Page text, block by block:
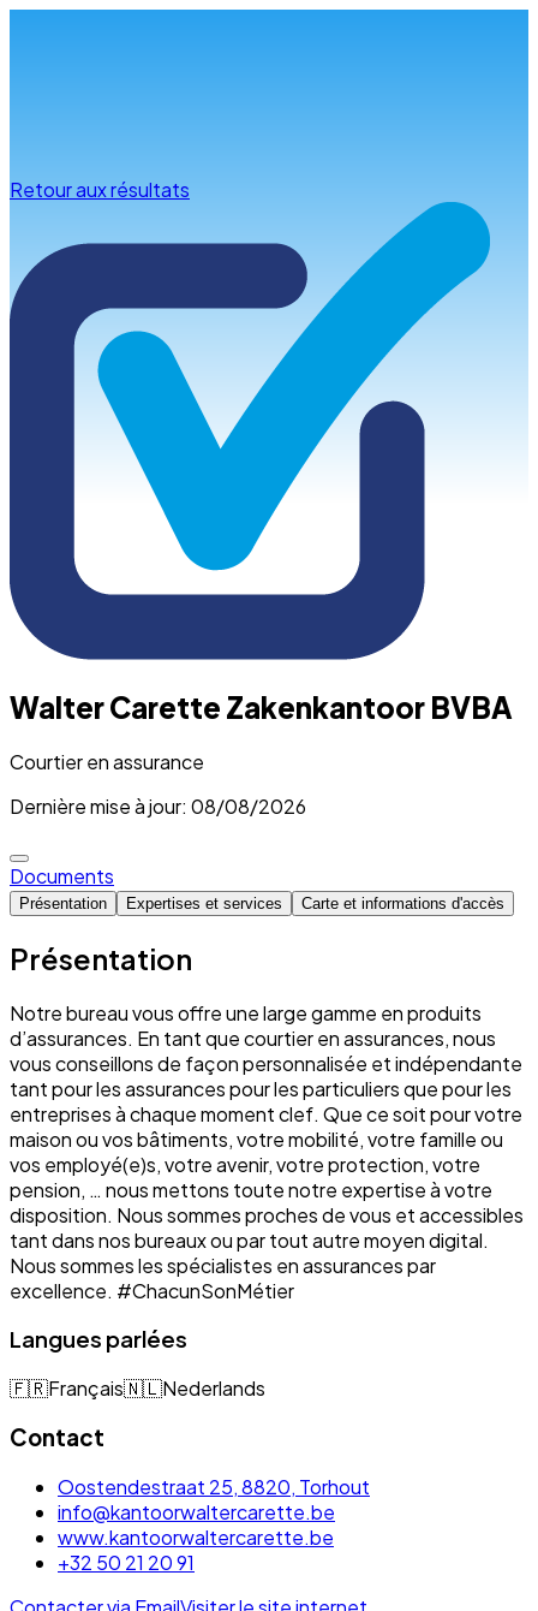
Retour aux résultats
Walter Carette Zakenkantoor BVBA
Courtier en assurance
Dernière mise à jour: 08/08/2026
Documents
Présentation Expertises et services Carte et informations d'accès
Présentation
Notre bureau vous offre une large gamme en produits
d’assurances. En tant que courtier en assurances, nous
vous conseillons de façon personnalisée et indépendante
tant pour les assurances pour les particuliers que pour les
entreprises à chaque moment clef. Que ce soit pour votre
maison ou vos bâtiments, votre mobilité, votre famille ou
vos employé(e)s, votre avenir, votre protection, votre
pension, … nous mettons toute notre expertise à votre
disposition. Nous sommes proches de vous et accessibles
tant dans nos bureaux ou par tout autre moyen digital.
Nous sommes les spécialistes en assurances par
excellence. #ChacunSonMétier
Langues parlées
🇫🇷Français🇳🇱Nederlands
Contact
Oostendestraat 25, 8820, Torhout
info@kantoorwaltercarette.be
www.kantoorwaltercarette.be
+32 50 21 20 91